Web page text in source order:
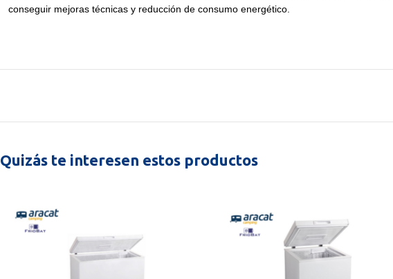
conseguir mejoras técnicas y reducción de consumo energético.
Quizás te interesen estos productos